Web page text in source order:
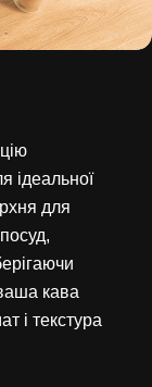
ідеальної
для
кава
і текстура